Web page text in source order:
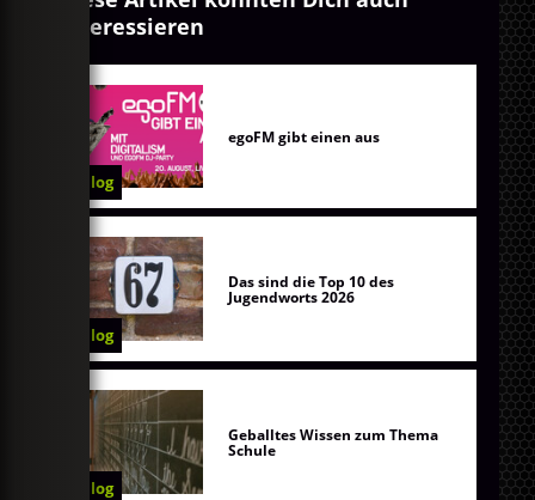
interessieren
Blog
egoFM gibt einen aus
Blog
Das sind die Top 10 des
Jugendworts 2026
Blog
Geballtes Wissen zum Thema
Schule